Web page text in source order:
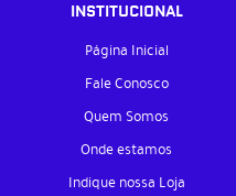
INSTITUCIONAL
Página Inicial
Fale Conosco
Quem Somos
Onde estamos
Indique nossa Loja